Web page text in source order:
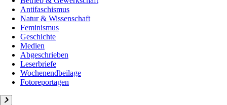
Antifaschismus
Natur & Wissenschaft
Feminismus
Geschichte
Medien
Abgeschrieben
Leserbriefe
Wochenendbeilage
Fotoreportagen